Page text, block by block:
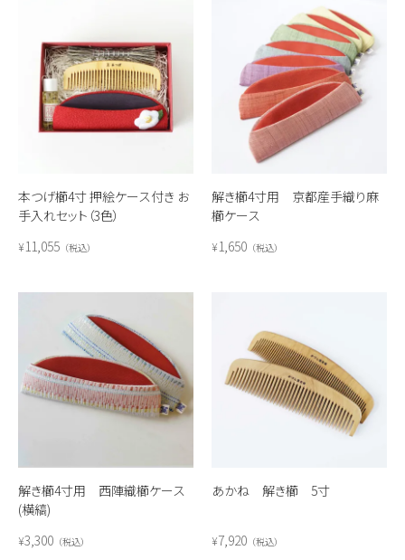
本つげ櫛4寸 押絵ケース付き お
手入れセット（3色）
¥11,055 税込
解き櫛4寸用 京都産手織り麻
櫛ケース
¥1,650 税込
解き櫛4寸用 西陣織櫛ケース
(横縞)
¥3,300 税込
あかね 解き櫛 5寸
¥7,920 税込